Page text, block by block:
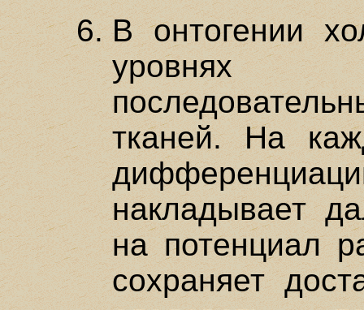
В онтогении
уровнях
тканей. На
накладывает
на потенциал
сохраняет